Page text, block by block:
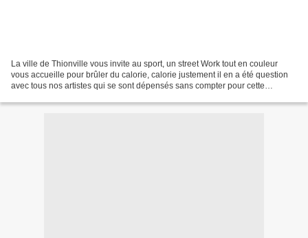
La ville de Thionville vous invite au sport, un street Work tout en couleur
vous accueille pour brûler du calorie, calorie justement il en a été question
avec tous nos artistes qui se sont dépensés sans compter pour cette